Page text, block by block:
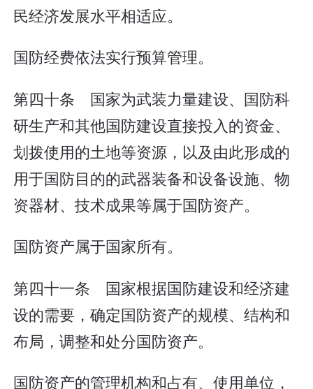
民经济发展水平相适应。
国防经费依法实行预算管理。
第四十条 国家为武装力量建设、国防科
研生产和其他国防建设直接投入的资金、
划拨使用的土地等资源，以及由此形成的
用于国防目的的武器装备和设备设施、物
资器材、技术成果等属于国防资产。
国防资产属于国家所有。
第四十一条 国家根据国防建设和经济建
设的需要，确定国防资产的规模、结构和
布局，调整和处分国防资产。
国防资产的管理机构和占有、使用单位，